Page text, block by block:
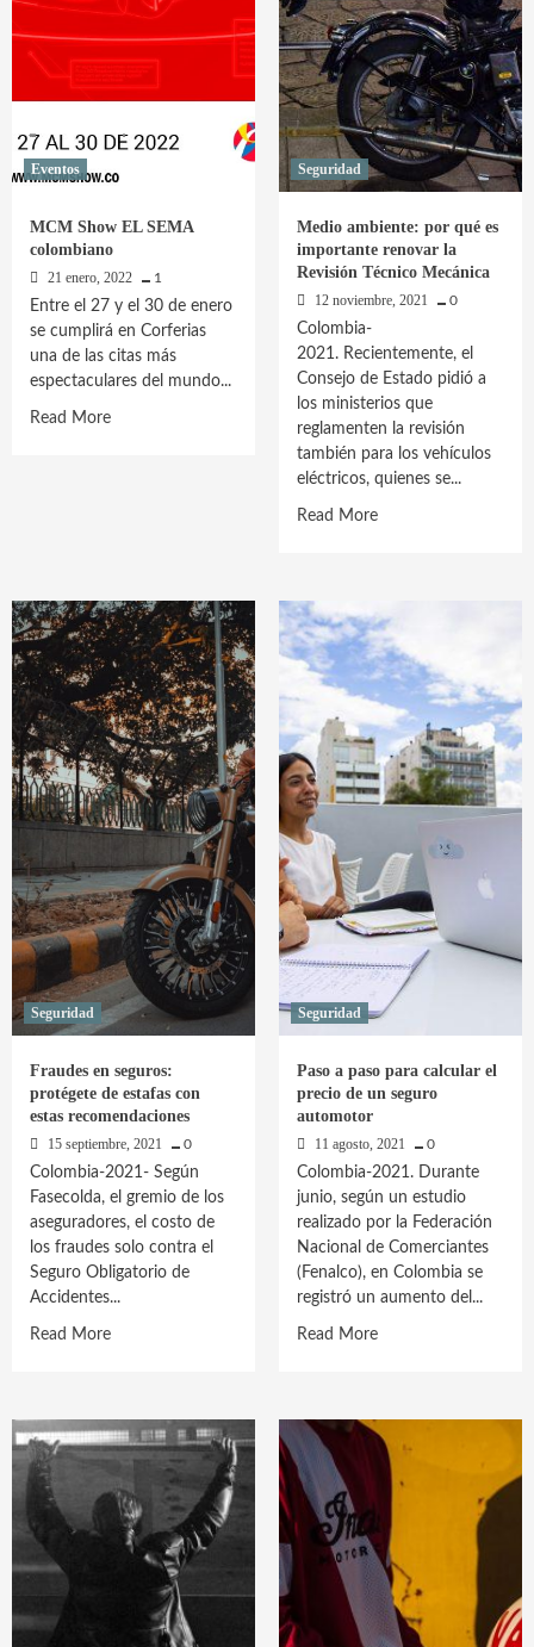
Eventos
MCM Show EL SEMA
colombiano
21 enero, 2022 1
Entre el 27 y el 30 de enero
se cumplirá en Corferias
una de las citas más
espectaculares del mundo...
Read MoreRead
Seguridad
Medio ambiente: por qué es
importante renovar la
Revisión Técnico Mecánica
12 noviembre, 2021 0
Colombia-
2021. Recientemente, el
Consejo de Estado pidió a
los ministerios que
reglamenten la revisión
también para los vehículos
eléctricos, quienes se...
Read MoreRead
ambiente:
por
qué
es
importante
renovar
la
Revisión
Mecánica
Seguridad
Fraudes en seguros:
protégete de estafas con
estas recomendaciones
15 septiembre, 2021 0
Colombia-2021- Según
Fasecolda, el gremio de los
aseguradores, el costo de
los fraudes solo contra el
Seguro Obligatorio de
Accidentes...
Read MoreRead
en
seguros:
protégete
de
estafas
con
recomendaciones
Seguridad
Paso a paso para calcular el
precio de un seguro
automotor
11 agosto, 2021 0
Colombia-2021. Durante
junio, según un estudio
realizado por la Federación
Nacional de Comerciantes
(Fenalco), en Colombia se
registró un aumento del...
Read MoreRead
a
paso
para
el
precio
de
un
seguro